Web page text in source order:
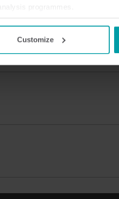
from the Cookie Declaration
Customize
comptage pour une mesure
gestion efficace des ressources.